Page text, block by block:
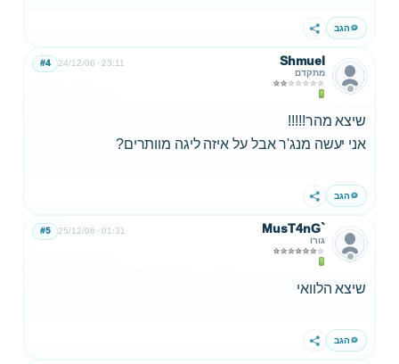
הגב שתף
Shmuel
מתקדם
24/12/06 23:11
#4
שיצא מהר!!!!!
אני יעשה מנג'ר אבל על איזה ליגה מוותרים?
הגב שתף
MusT4nG`
גורו
25/12/06 01:31
#5
שיצא הלוואי
הגב שתף